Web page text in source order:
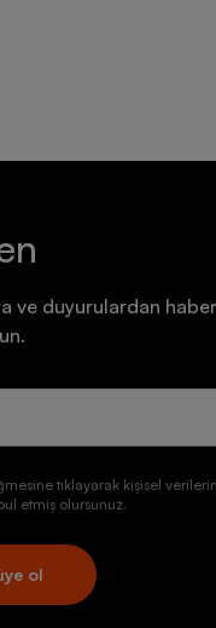
ve duyurulardan
tıklayarak kişisel
etmiş olursunuz.
ol